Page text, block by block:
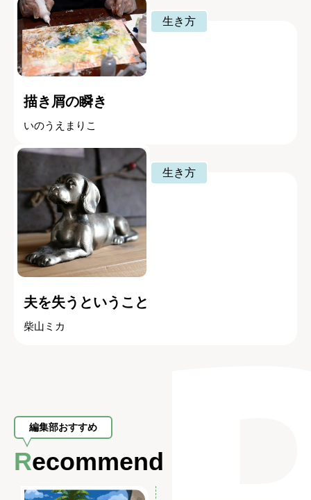
生き方
描き屑の瞬き
いのうえまりこ
生き方
夫を失うということ
柴山ミカ
編集部おすすめ
Recommend